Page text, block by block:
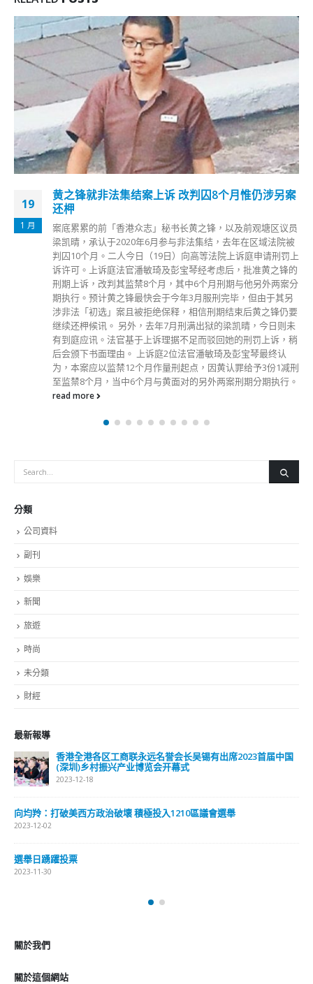
19
1 月
黄之锋就非法集结案上诉 改判囚8个月惟仍涉另案
还柙
案底累累的前「香港众志」秘书长黄之锋，以及前观塘区议员
梁凯晴，承认于2020年6月参与非法集结，去年在区域法院被
判囚10个月。二人今日（19日）向高等法院上诉庭申请刑罚上
诉许可。上诉庭法官潘敏琦及彭宝琴经考虑后，批准黄之锋的
刑期上诉，改判其监禁8个月，其中6个月刑期与他另外两案分
期执行。预计黄之锋最快会于今年3月服刑完毕，但由于其另
涉非法「初选」案且被拒绝保释，相信刑期结束后黄之锋仍要
继续还柙候讯。 另外，去年7月刑满出狱的梁凯晴，今日则未
有到庭应讯。法官基于上诉理据不足而驳回她的刑罚上诉，稍
后会颁下书面理由。 上诉庭2位法官潘敏琦及彭宝琴最终认
为，本案应以监禁12个月作量刑起点，因黄认罪给予3份1减刑
至监禁8个月，当中6个月与黄面对的另外两案刑期分期执行。
read more
分類
公司資料
副刊
娛樂
新聞
旅遊
時尚
未分類
財經
最新報導
香港全港各区工商联永远名誉会长吴锡有出席2023首届中国
(深圳)乡村振兴产业博览会开幕式
2023-12-18
向均羚：打破美西方政治破壞 積極投入1210區議會選舉
2023-12-02
選舉日踴躍投票
2023-11-30
關於我們
關於這個網站